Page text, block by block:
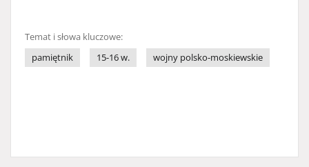
Temat i słowa kluczowe:
pamiętnik
15-16 w. wojny polsko-moskiewskie